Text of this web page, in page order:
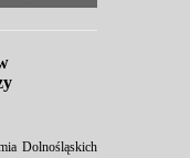
Dolnośląskich